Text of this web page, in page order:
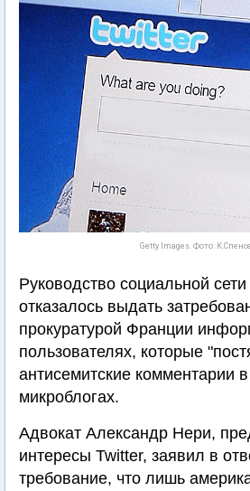
Getty Images. Фото:
Руководство социальной
отказалось выдать
прокуратурой Франции
пользователях, которые
антисемитские комментарии
микроблогах.
Адвокат Александр Нери,
интересы Twitter, заявил в
требование, что лишь